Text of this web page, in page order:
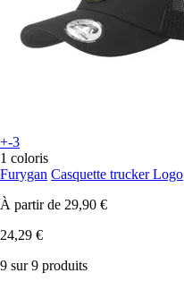
+-3
1 coloris
Furygan Casquette trucker Logo
À partir de 29,90 €
24,29 €
9 sur 9 produits